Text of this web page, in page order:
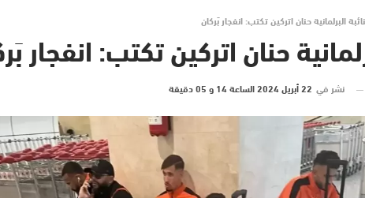
البرلمانية حنان اتركين تكتب: انفجار بَركان
حنان اتركين تكتب: انفجار
نشر في 22 أبريل 2024 الساعة 14 و 05 دقيقة